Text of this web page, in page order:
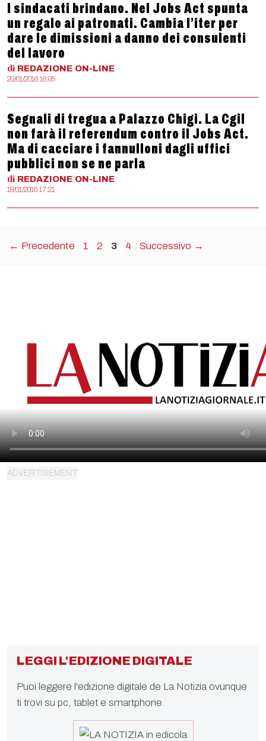
I sindacati brindano. Nel Jobs Act spunta
un regalo ai patronati. Cambia l’iter per
dare le dimissioni a danno dei consulenti
del lavoro
di REDAZIONE ON-LINE
20/01/2016 16:05
Segnali di tregua a Palazzo Chigi. La Cgil
non farà il referendum contro il Jobs Act.
Ma di cacciare i fannulloni dagli uffici
pubblici non se ne parla
di REDAZIONE ON-LINE
18/01/2016 17:21
← Precedente Pagina
1 Pagina
2 Pagina
3 Pagina
4 Successivo →
LEGGI L'EDIZIONE DIGITALE
Puoi leggere l'edizione digitale de La Notizia ovunque
ti trovi su pc, tablet e smartphone.